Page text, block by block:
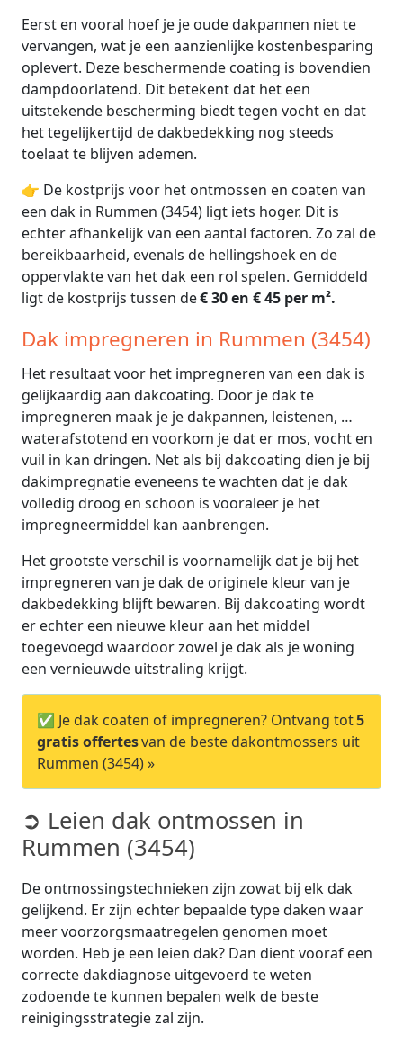
Eerst en vooral hoef je je oude dakpannen niet te
vervangen, wat je een aanzienlijke kostenbesparing
oplevert. Deze beschermende coating is bovendien
dampdoorlatend. Dit betekent dat het een
uitstekende bescherming biedt tegen vocht en dat
het tegelijkertijd de dakbedekking nog steeds
toelaat te blijven ademen.
👉 De kostprijs voor het ontmossen en coaten van
een dak in Rummen (3454) ligt iets hoger. Dit is
echter afhankelijk van een aantal factoren. Zo zal de
bereikbaarheid, evenals de hellingshoek en de
oppervlakte van het dak een rol spelen. Gemiddeld
ligt de kostprijs tussen de€ 30 en € 45 per m².
Dak impregneren in Rummen (3454)
Het resultaat voor het impregneren van een dak is
gelijkaardig aan dakcoating. Door je dak te
impregneren maak je je dakpannen, leistenen, …
waterafstotend en voorkom je dat er mos, vocht en
vuil in kan dringen. Net als bij dakcoating dien je bij
dakimpregnatie eveneens te wachten dat je dak
volledig droog en schoon is vooraleer je het
impregneermiddel kan aanbrengen.
Het grootste verschil is voornamelijk dat je bij het
impregneren van je dak de originele kleur van je
dakbedekking blijft bewaren. Bij dakcoating wordt
er echter een nieuwe kleur aan het middel
toegevoegd waardoor zowel je dak als je woning
een vernieuwde uitstraling krijgt.
✅ Je dak coaten of impregneren? Ontvang tot5
gratis offertesvan de beste dakontmossers uit
Rummen (3454) »
➲ Leien dak ontmossen in
Rummen (3454)
De ontmossingstechnieken zijn zowat bij elk dak
gelijkend. Er zijn echter bepaalde type daken waar
meer voorzorgsmaatregelen genomen moet
worden. Heb je een leien dak? Dan dient vooraf een
correcte dakdiagnose uitgevoerd te weten
zodoende te kunnen bepalen welk de beste
reinigingsstrategie zal zijn.